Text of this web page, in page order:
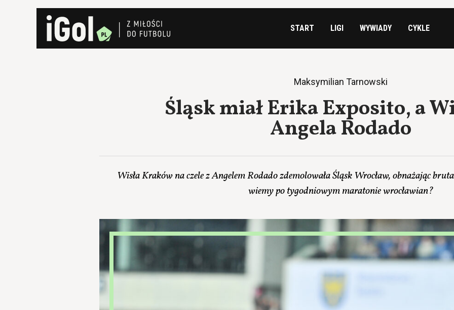
START LIGI WYWIADY CYKLE
Maksymilian Tarnowski
Śląsk miał Erika Exposito, a
Angela Rodado
Wisła Kraków na czele z Angelem Rodado zdemolowała Śląsk Wrocław, obnażając
wiemy po tygodniowym maratonie wrocławian?